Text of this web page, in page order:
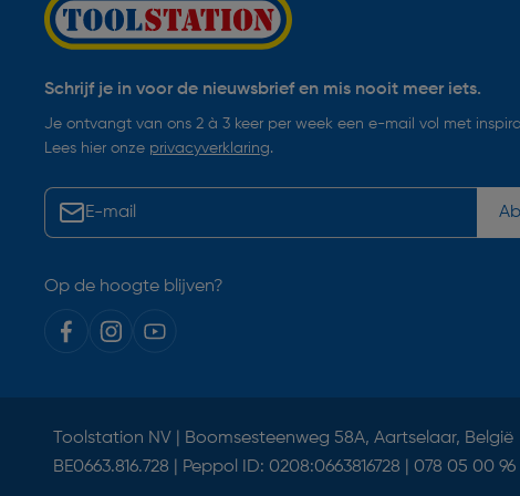
Schrijf je in voor de nieuwsbrief en mis nooit meer iets.
Je ontvangt van ons 2 à 3 keer per week een e-mail vol met
Lees hier onze privacyverklaring.
Op de hoogte blijven?
Toolstation NV | Boomsesteenweg 58A, Aartselaar, België
BE0663.816.728 | Peppol ID: 0208:0663816728 | 078 05 00 96 |